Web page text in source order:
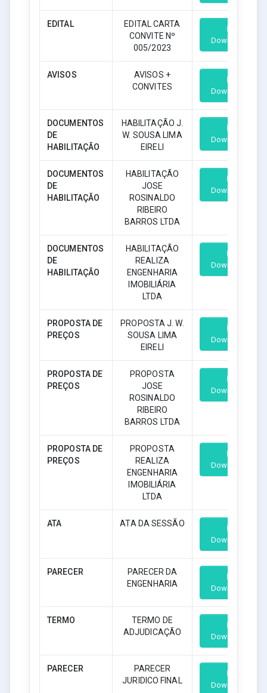
EDITAL
EDITAL CARTA
CONVITE Nº
005/2023
Download
AVISOS
AVISOS +
CONVITES
Download
DOCUMENTOS
DE
HABILITAÇÃO
HABILITAÇÃO J.
W. SOUSA LIMA
EIRELI
Download
DOCUMENTOS
DE
HABILITAÇÃO
HABILITAÇÃO
JOSE
ROSINALDO
RIBEIRO
BARROS LTDA
Download
DOCUMENTOS
DE
HABILITAÇÃO
HABILITAÇÃO
REALIZA
ENGENHARIA
IMOBILIÁRIA
LTDA
Download
PROPOSTA DE
PREÇOS
PROPOSTA J. W.
SOUSA LIMA
EIRELI
Download
PROPOSTA DE
PREÇOS
PROPOSTA
JOSE
ROSINALDO
RIBEIRO
BARROS LTDA
Download
PROPOSTA DE
PREÇOS
PROPOSTA
REALIZA
ENGENHARIA
IMOBILIÁRIA
LTDA
Download
ATA ATA DA SESSÃO
Download
PARECER
PARECER DA
ENGENHARIA
Download
TERMO
TERMO DE
ADJUDICAÇÃO
Download
PARECER
PARECER
JURIDICO FINAL
Download